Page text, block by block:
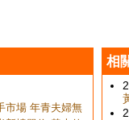
市場 年青夫婦無
相